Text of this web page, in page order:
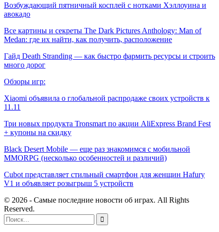
Возбуждающий пятничный косплей с нотками Хэллоуина и
авокадо
Все картины и секреты The Dark Pictures Anthology: Man of
Medan: где их найти, как получить, расположение
Гайд Death Stranding — как быстро фармить ресурсы и строить
много дорог
Обзоры игр:
Xiaomi объявила о глобальной распродаже своих устройств к
11.11
Три новых продукта Tronsmart по акции AliExpress Brand Fest
+ купоны на скидку
Black Desert Mobile — еще раз знакомимся c мобильной
MMORPG (несколько особенностей и различий)
Cubot представляет стильный смартфон для женщин Hafury
V1 и объявляет розыгрыш 5 устройств
© 2026 - Самые последние новости об играх. All Rights
Reserved.